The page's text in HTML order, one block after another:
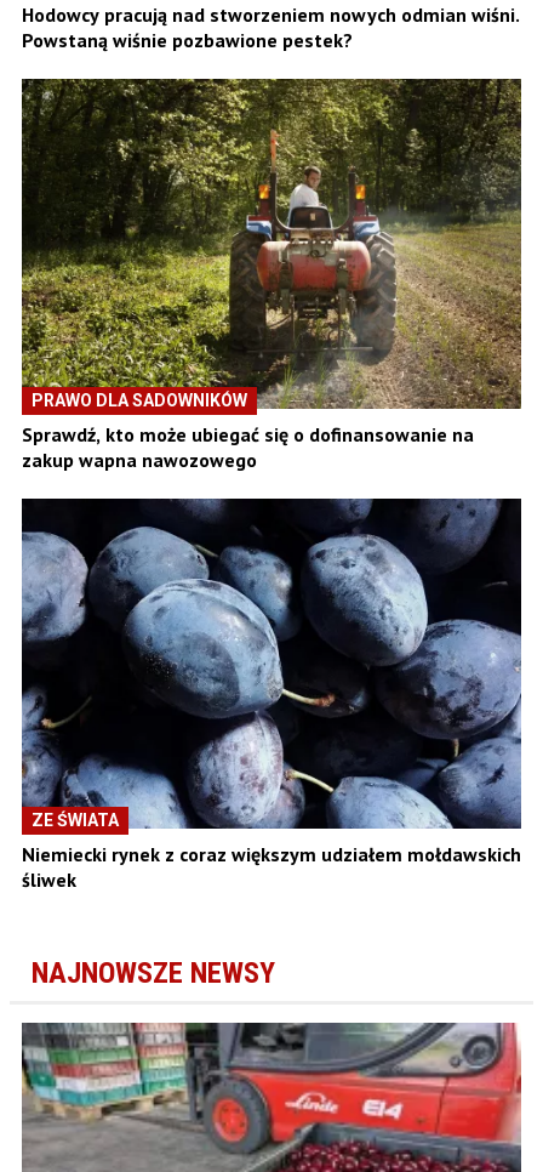
Hodowcy pracują nad stworzeniem nowych odmian wiśni.
Powstaną wiśnie pozbawione pestek?
PRAWO DLA SADOWNIKÓW
Sprawdź, kto może ubiegać się o dofinansowanie na
zakup wapna nawozowego
ZE ŚWIATA
Niemiecki rynek z coraz większym udziałem mołdawskich
śliwek
NAJNOWSZE NEWSY